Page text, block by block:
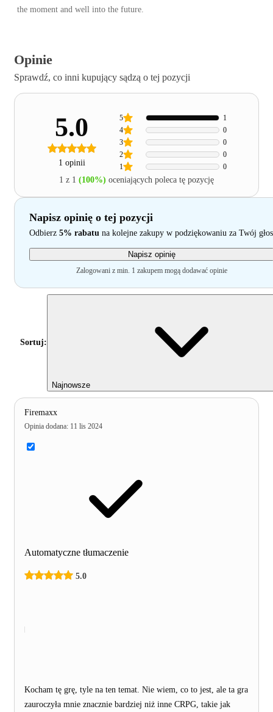
the moment and well into the future.
Opinie
Sprawdź, co inni kupujący sądzą o tej pozycji
5.0
1 opinii 1 0
2 0
3 0
4 0
5 1
1 z 1 (100%) oceniających poleca tę pozycję
Napisz opinię o tej pozycji
Odbierz 5% rabatu na kolejne zakupy w podziękowaniu za Twój głos
Napisz opinię
Zalogowani z min. 1 zakupem mogą dodawać opinie
Sortuj:
Najnowsze
Firemaxx
Opinia dodana: 11 lis 2024
Automatyczne tłumaczenie
5.0
Kocham tę grę, tyle na ten temat. Nie wiem, co to jest, ale ta gra
zauroczyła mnie znacznie bardziej niż inne CRPG, takie jak